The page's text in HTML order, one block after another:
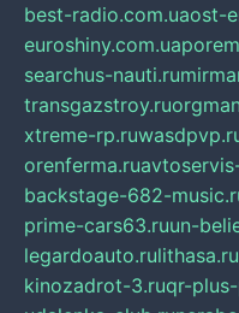
best-radio.com.uaost-
euroshiny.com.ua
searchus-nauti.ru
transgazstroy.ru
xtreme-rp.ru
orenferma.ru
backstage-682-
prime-cars63.ruun-
legardoauto.rulithasa.ru
kinozadrot-3.ruqr-